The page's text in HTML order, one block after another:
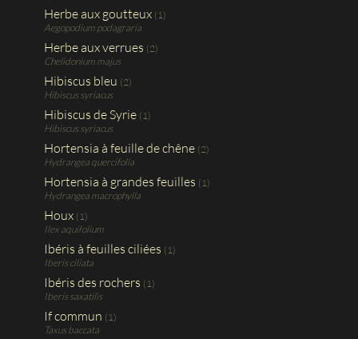
Herbe aux goutteux (1)
Aegopodium podagraria
Herbe aux verrues (2)
Chelidonium majus
Hibiscus bleu (2)
Hibiscus syriacus
Hibiscus de Syrie (1)
Hibiscus syriacus
Hortensia à feuille de chêne (2)
Hydrangea quercifolia
Hortensia à grandes feuilles (1)
Hydrangea macrophylla
Houx (1)
Ilex aquifolium
Ibéris à feuilles ciliées (1)
Iberis ciliata
Ibéris des rochers (1)
Iberis saxatilis
If commun (1)
Taxus baccata